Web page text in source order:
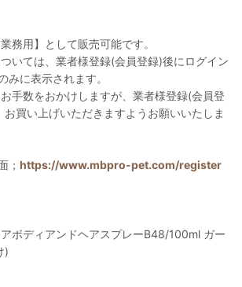
務用】として販売可能です。
いては、業者様登録(会員登録)後にログイン
みに表示されます。
手数をおかけしますが、業者様登録(会員登
買い上げいただきますようお願いいたしま
； https://www.mbpro-pet.com/register
ボディアンドヘアスプレーB48/100ml ガー
)